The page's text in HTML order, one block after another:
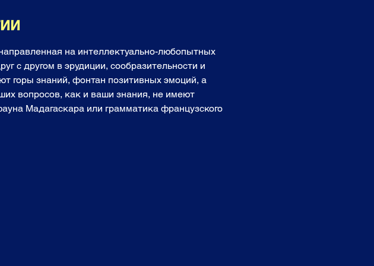
на интеллектуально-любопытных
с другом в эрудиции, сообразительности и
горы знаний, фонтан позитивных эмоций, а
вопросов, как и ваши знания, не имеют
Мадагаскара или грамматика французского